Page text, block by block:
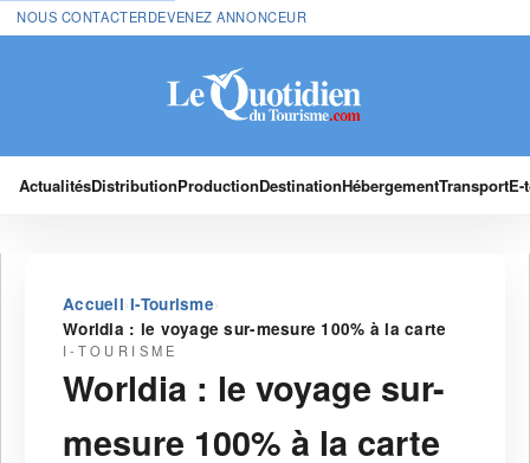
NOUS CONTACTERDEVENEZ ANNONCEUR
ActualitésDistributionProductionDestinationHébergementTransport
Accueil›I-Tourisme›
Worldia : le voyage sur-mesure 100% à la carte
I-TOURISME
Worldia : le voyage sur-
mesure 100% à la carte